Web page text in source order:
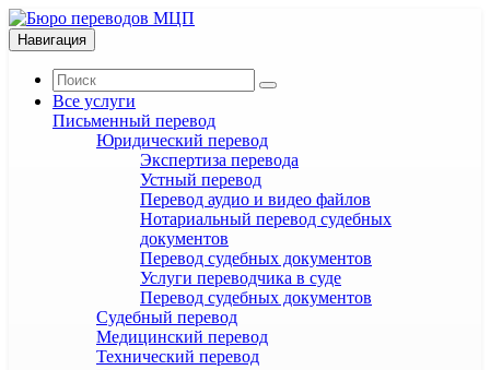
Навигация
Все услуги
Письменный перевод
Юридический перевод
Экспертиза перевода
Устный перевод
Перевод аудио и видео файлов
Нотариальный перевод судебных
документов
Перевод судебных документов
Услуги переводчика в суде
Перевод судебных документов
Судебный перевод
Медицинский перевод
Технический перевод